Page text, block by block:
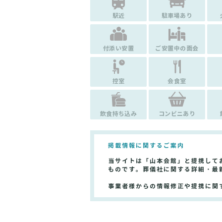
駅近 駐車場あり
付添い安置 ご安置中の面会
控室 会食室
飲食持ち込み コンビニあり
掲載情報に関するご案内
当サイトは「山本会館」と提携し
ものです。葬儀社に関する詳細・
事業者様からの情報修正や提携に